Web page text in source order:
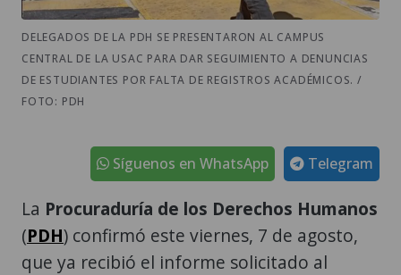
DELEGADOS DE LA PDH SE PRESENTARON AL CAMPUS
CENTRAL DE LA USAC PARA DAR SEGUIMIENTO A DENUNCIAS
DE ESTUDIANTES POR FALTA DE REGISTROS ACADÉMICOS. /
FOTO: PDH
Telegram
Síguenos en WhatsApp
La Procuraduría de los Derechos Humanos
(PDH) confirmó este viernes, 7 de agosto,
que ya recibió el informe solicitado al